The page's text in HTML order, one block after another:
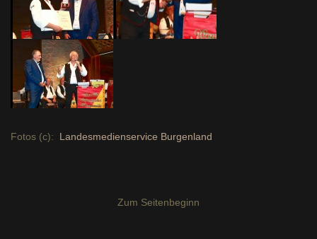
Fotos (c): Landesmedienservice Burgenland
Zum Seitenbeginn